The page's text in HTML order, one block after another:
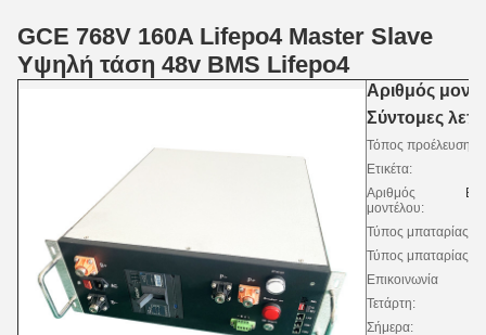
GCE 768V 160A Lifepo4 Master Slave
Υψηλή τάση 48v BMS Lifepo4
Αριθμός
Σύντομες
Τόπος προέλευσης:
Ετικέτα:
Αριθμός
μοντέλου:
Τύπος μπαταρίας:
Τύπος μπαταρίας:
Επικοινωνία
Τετάρτη:
Σήμερα: